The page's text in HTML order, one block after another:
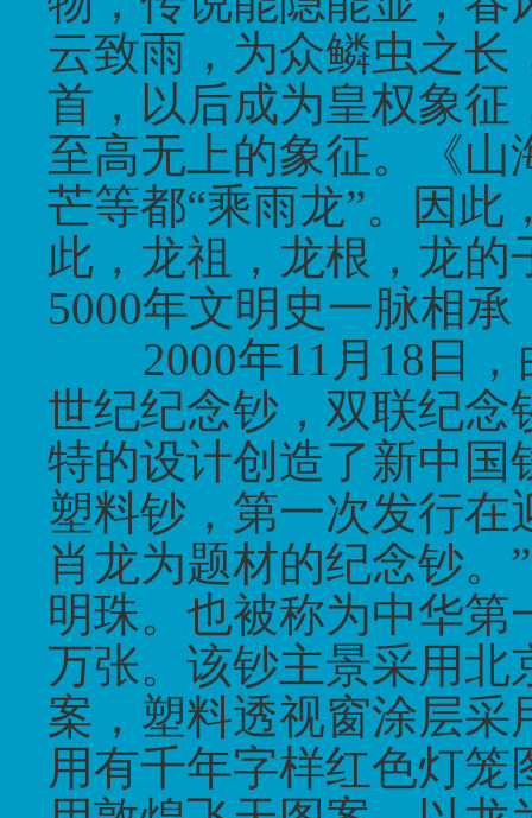
云致雨，为众鳞虫之
首，以后成为皇权象征
至高无上的象征。《山
芒等都“乘雨龙”。因此
此，龙祖，龙根，龙
5000年文明史一脉相承
2000年11 月18 日
世纪纪念钞，双联纪念
特的设计创造了新中国
塑料钞，第一次发行
肖龙为题材的纪念钞。 ”
明珠。也被称为中华
万张。该钞主景采用北
案，塑料透视窗涂层采
用有千年字样红色灯